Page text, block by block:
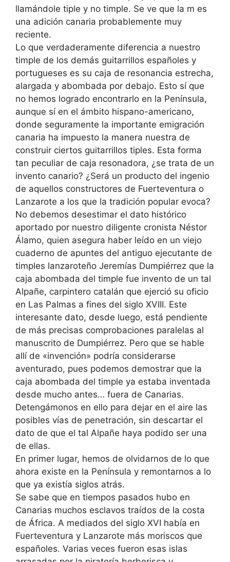
llamándole tiple y no timple. Se ve que la m es
una adición canaria probablemente muy
reciente.
Lo que verdaderamente diferencia a nuestro
timple de los demás guitarrillos españoles y
portugueses es su caja de resonancia estrecha,
alargada y abombada por debajo. Esto sí que
no hemos logrado encontrarlo en la Península,
aunque sí en el ámbito hispano-americano,
donde seguramente la importante emigración
canaria ha impuesto la manera nuestra de
construir ciertos guitarrillos tiples. Esta forma
tan peculiar de caja resonadora, ¿se trata de un
invento canario? ¿Será un producto del ingenio
de aquellos constructores de Fuerteventura o
Lanzarote a los que la tradición popular evoca?
No debemos desestimar el dato histórico
aportado por nuestro diligente cronista Néstor
Álamo, quien asegura haber leído en un viejo
cuaderno de apuntes del antiguo ejecutante de
timples lanzaroteño Jeremías Dumpiérrez que la
caja abombada del timple fue invento de un tal
Alpañe, carpintero catalán que ejerció su oficio
en Las Palmas a fines del siglo XVIII. Este
interesante dato, desde luego, está pendiente
de más precisas comprobaciones paralelas al
manuscrito de Dumpiérrez. Pero que se hable
allí de «invención» podría considerarse
aventurado, pues podemos demostrar que la
caja abombada del timple ya estaba inventada
desde mucho antes… fuera de Canarias.
Detengámonos en ello para dejar en el aire las
posibles vías de penetración, sin descartar el
dato de que el tal Alpañe haya podido ser una
de ellas.
En primer lugar, hemos de olvidarnos de lo que
ahora existe en la Península y remontarnos a lo
que ya existía siglos atrás.
Se sabe que en tiempos pasados hubo en
Canarias muchos esclavos traídos de la costa
de África. A mediados del siglo XVI había en
Fuerteventura y Lanzarote más moriscos que
españoles. Varias veces fueron esas islas